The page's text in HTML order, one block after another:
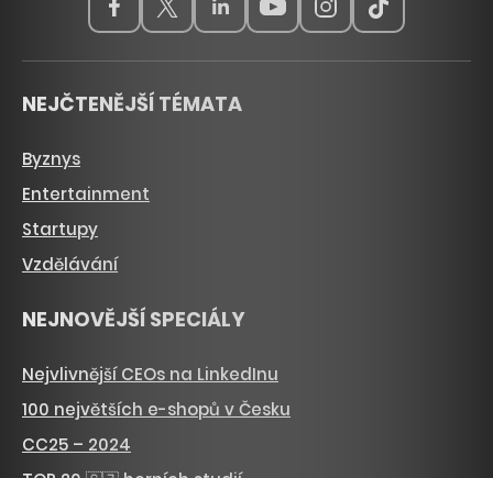
NEJČTENĚJŠÍ TÉMATA
Byznys
Entertainment
Startupy
Vzdělávání
NEJNOVĚJŠÍ SPECIÁLY
Nejvlivnější CEOs na LinkedInu
100 největších e-shopů v Česku
CC25 – 2024